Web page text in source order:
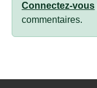
Connectez-vous
commentaires.